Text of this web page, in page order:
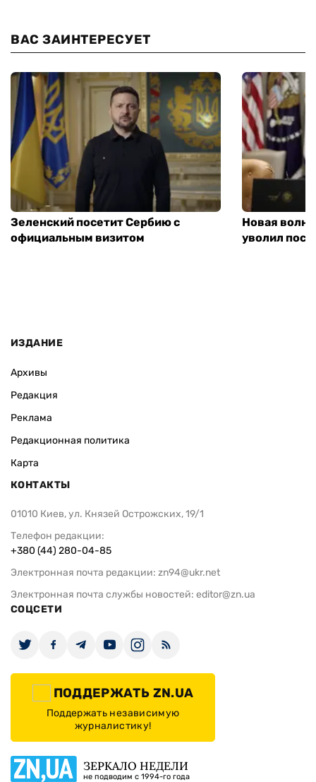
ВАС ЗАИНТЕРЕСУЕТ
Зеленский посетит Сербию с
официальным визитом
Новая
уволил
ИЗДАНИЕ
Архивы
Редакция
Реклама
Редакционная политика
Карта
КОНТАКТЫ
01010 Киев, ул. Князей Острожских, 19/1
Телефон редакции:
+380 (44) 280-04-85
Электронная почта редакции: zn94@ukr.net
Электронная почта службы новостей: editor@zn.ua
СОЦСЕТИ
ПОДДЕРЖАТЬ ZN.UA
Поддержать независимую
журналистику!
ЗЕРКАЛО НЕДЕЛИ
не подводим с 1994-го года